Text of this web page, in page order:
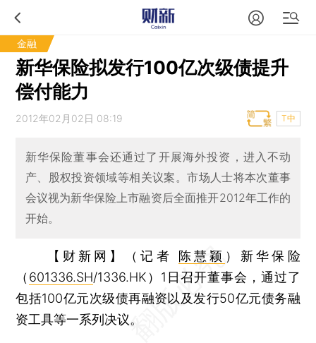
金融
新华保险拟发行100亿次级债提升
偿付能力
2012年02月02日 08:19 T中
新华保险董事会还通过了开展海外投资，进入不动
产、股权投资领域等相关议案。市场人士将本次董事
会议视为新华保险上市融资后全面推开2012年工作的
开始。
【财新网】（记者 陈慧颖 ） 新华保险
（ 601336.SH/1336.HK）1日召开董事会，通过了
包括100亿元次级债再融资以及发行50亿元债务融
资工具等一系列决议。